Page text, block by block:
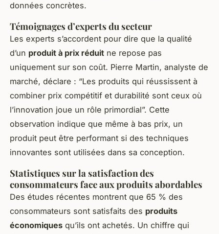
données concrètes.
Témoignages d’experts du secteur
Les experts s’accordent pour dire que la qualité
d’un produit à prix réduit ne repose pas
uniquement sur son coût. Pierre Martin, analyste de
marché, déclare : “Les produits qui réussissent à
combiner prix compétitif et durabilité sont ceux où
l’innovation joue un rôle primordial”. Cette
observation indique que même à bas prix, un
produit peut être performant si des techniques
innovantes sont utilisées dans sa conception.
Statistiques sur la satisfaction des
consommateurs face aux produits abordables
Des études récentes montrent que 65 % des
consommateurs sont satisfaits des produits
économiques qu’ils ont achetés. Un chiffre qui